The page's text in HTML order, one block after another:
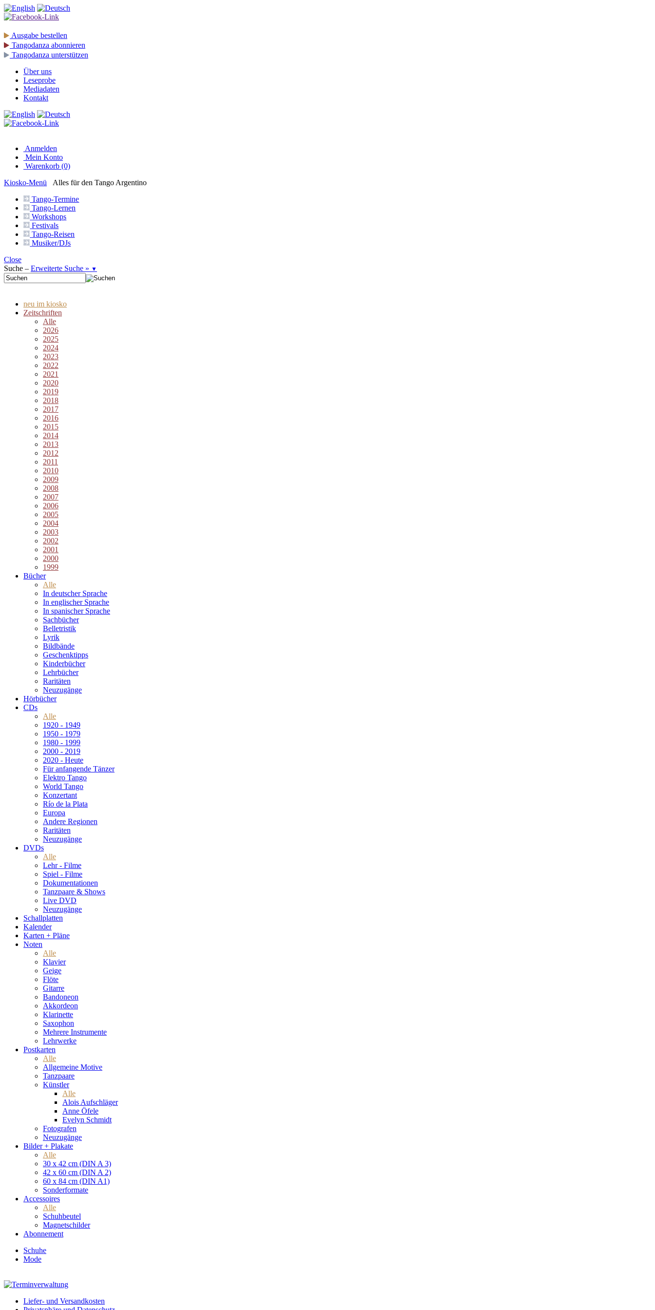
Ausgabe bestellen
Tangodanza abonnieren
Tangodanza unterstützen
Über uns
Leseprobe
Mediadaten
Kontakt
Anmelden
Mein Konto
Warenkorb (0)
Kiosko-Menü
Alles für den Tango Argentino
Tango-Termine
Tango-Lernen
Workshops
Festivals
Tango-Reisen
Musiker/DJs
Close
Suche – Erweiterte Suche » ▼
neu im kiosko
Zeitschriften
Alle
2026
2025
2024
2023
2022
2021
2020
2019
2018
2017
2016
2015
2014
2013
2012
2011
2010
2009
2008
2007
2006
2005
2004
2003
2002
2001
2000
1999
Bücher
Alle
In deutscher Sprache
In englischer Sprache
In spanischer Sprache
Sachbücher
Belletristik
Lyrik
Bildbände
Geschenktipps
Kinderbücher
Lehrbücher
Raritäten
Neuzugänge
Hörbücher
CDs
Alle
1920 - 1949
1950 - 1979
1980 - 1999
2000 - 2019
2020 - Heute
Für anfangende Tänzer
Elektro Tango
World Tango
Konzertant
Río de la Plata
Europa
Andere Regionen
Raritäten
Neuzugänge
DVDs
Alle
Lehr - Filme
Spiel - Filme
Dokumentationen
Tanzpaare & Shows
Live DVD
Neuzugänge
Schallplatten
Kalender
Karten + Pläne
Noten
Alle
Klavier
Geige
Flöte
Gitarre
Bandoneon
Akkordeon
Klarinette
Saxophon
Mehrere Instrumente
Lehrwerke
Postkarten
Alle
Allgemeine Motive
Tanzpaare
Künstler
Alle
Alois Aufschläger
Anne Öfele
Evelyn Schmidt
Fotografen
Neuzugänge
Bilder + Plakate
Alle
30 x 42 cm (DIN A 3)
42 x 60 cm (DIN A 2)
60 x 84 cm (DIN A1)
Sonderformate
Accessoires
Alle
Schuhbeutel
Magnetschilder
Abonnement
Schuhe
Mode
Liefer- und Versandkosten